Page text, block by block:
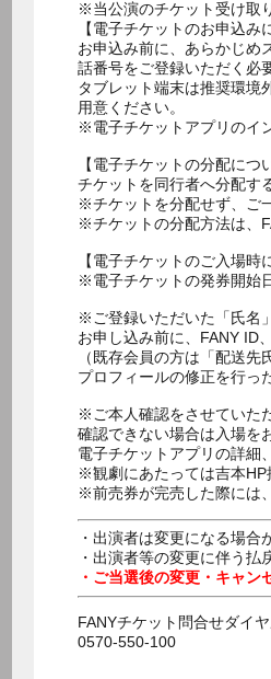
※当公演のチケット受け取
【電子チケットのお申込み
お申込み前に、あらかじめ
話番号をご登録いただく必
タブレット端末は推奨環境
用意ください。
※電子チケットアプリのイ
【電子チケットの分配につ
チケットを同行者へ分配す
※チケットを分配せず、ご
※チケットの分配方法は、
【電子チケットのご入場時
※電子チケットの発券開始
※ご登録いただいた「氏名
お申し込み前に、FANY ID
（既存会員の方は「配送
プロフィールの修正を行っ
※ご本人確認をさせていた
確認できない場合は入場を
電子チケットアプリの詳細
※観劇にあたっては吉本HP
※前売券が完売した際には
・出演者は変更になる場合
・出演者等の変更に伴う払
・ご当選後の変更・キャン
FANYチケット問合せダイ
0570-550-100